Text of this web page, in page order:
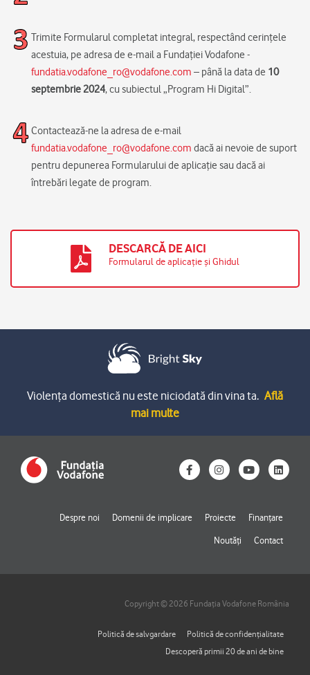
Trimite Formularul completat integral, respectând cerințele
acestuia, pe adresa de e-mail a Fundației Vodafone -
fundatia.vodafone_ro@vodafone.com – până la data de 10
septembrie 2024, cu subiectul „Program Hi Digital”.
Contactează-ne la adresa de e-mail
fundatia.vodafone_ro@vodafone.com dacă ai nevoie de suport
pentru depunerea Formularului de aplicație sau dacă ai
întrebări legate de program.
DESCARCĂ DE AICI
Formularul de aplicație și Ghidul
Violența domestică nu este niciodată din vina ta. Află
mai multe
F
a
o
I
n
g
a
m
Y
o
b
L
i
d
n
Despre noi Domenii de implicare Proiecte Finanțare
Noutăți Contact
Copyright © 2026 Fundația Vodafone România
Politică de salvgardare
Politică de confidențialitate
Descoperă primii 20 de ani de bine